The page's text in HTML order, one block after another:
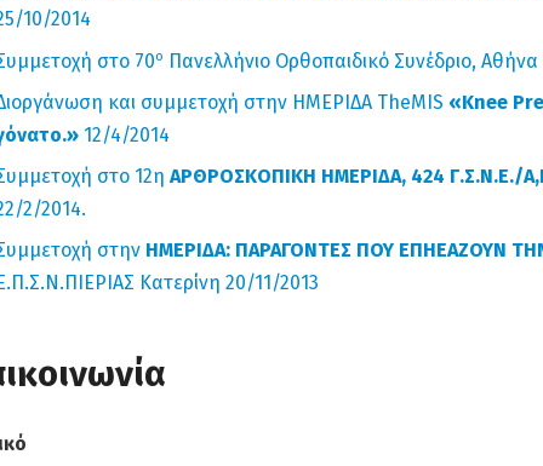
10/2014
στο 70ο Πανελλήνιο Ορθοπαιδικό Συνέδριο,
και συμμετοχή στην ΗΜΕΡΙΔΑ TheMIS «Knee
12/4/2014
στο 12η ΑΡΘΡΟΣΚΟΠΙΚΗ ΗΜΕΡΙΔΑ, 424 Γ.Σ.Ν.Ε./
2/2014.
στην ΗΜΕΡΙΔΑ: ΠΑΡΑΓΟΝΤΕΣ ΠΟΥ ΕΠΗΕΑΖΟΥΝ
Κατερίνη 20/11/2013